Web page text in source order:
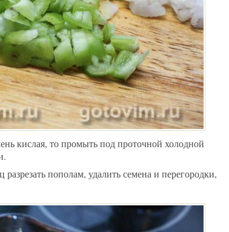
кислая, то промыть под проточной холодной
пополам, удалить семена и перегородки,